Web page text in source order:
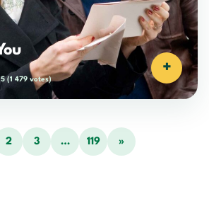
(1 479 votes)
+
2 3 … 119 »